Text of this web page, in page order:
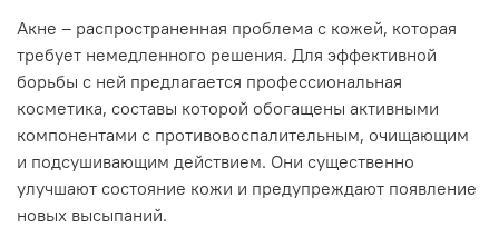
Акне – распространенная проблема с кожей, которая
требует немедленного решения. Для эффективной
борьбы с ней предлагается профессиональная
косметика, составы которой обогащены активными
компонентами с противовоспалительным, очищающим
и подсушивающим действием. Они существенно
улучшают состояние кожи и предупреждают появление
новых высыпаний.